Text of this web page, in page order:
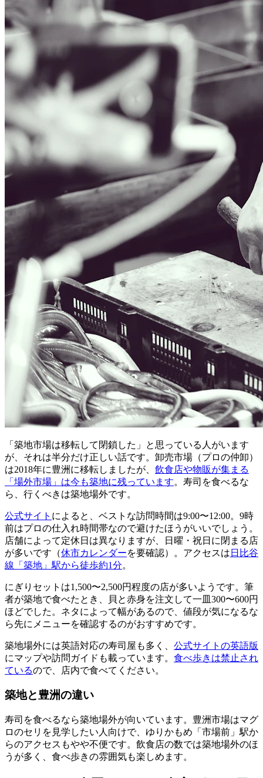
「築地市場は移転して閉鎖した」と思っている人がいます
が、それは半分だけ正しい話です。卸売市場（プロの仲卸）
は2018年に豊洲に移転しましたが、 飲食店や物販が集まる
「場外市場」は今も築地に残っています。寿司を食べるな
ら、行くべきは築地場外です。
公式サイト によると、ベストな訪問時間は9:00〜12:00。9時
前はプロの仕入れ時間帯なので避けたほうがいいでしょう。
店舗によって定休日は異なりますが、日曜・祝日に閉まる店
が多いです（休市カレンダーを要確認）。アクセスは 日比谷
線「築地」駅から徒歩約1分。
にぎりセットは1,500〜2,500円程度の店が多いようです。筆
者が築地で食べたとき、貝と赤身を注文して一皿300〜600円
ほどでした。ネタによって幅があるので、値段が気になるな
ら先にメニューを確認するのがおすすめです。
築地場外には英語対応の寿司屋も多く、 公式サイトの英語版
にマップや訪問ガイドも載っています。 食べ歩きは禁止され
ているので、店内で食べてください。
築地と豊洲の違い
寿司を食べるなら築地場外が向いています。豊洲市場はマグ
ロのセリを見学したい人向けで、ゆりかもめ「市場前」駅か
らのアクセスもやや不便です。飲食店の数では築地場外のほ
うが多く、食べ歩きの雰囲気も楽しめます。